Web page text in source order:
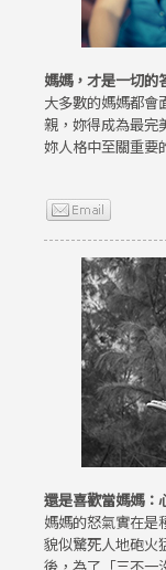
媽媽，才是一切的
大多數的媽媽都會
親，妳得成為最完
妳人格中至關重要
還是喜歡當媽媽：
媽媽的怒氣實在是
貌似驚死人地砲火
後，為了「三不一